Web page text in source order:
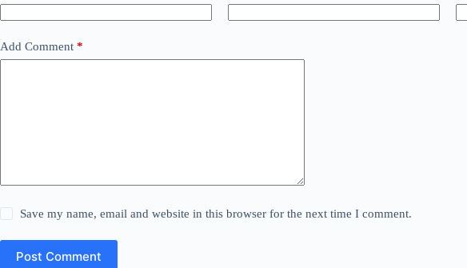
Add Comment *
Save my name, email and website in this browser for the next time I comment.
Post Comment